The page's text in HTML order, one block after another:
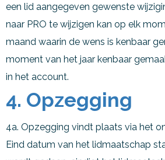
een lid aangegeven gewenste
naar PRO te wijzigen kan op elk
maand waarin de wens is kenbaar
moment van het jaar kenbaar
in het account.
4. Opzegging
4a. Opzegging vindt plaats via het
Eind datum van het lidmaatschap